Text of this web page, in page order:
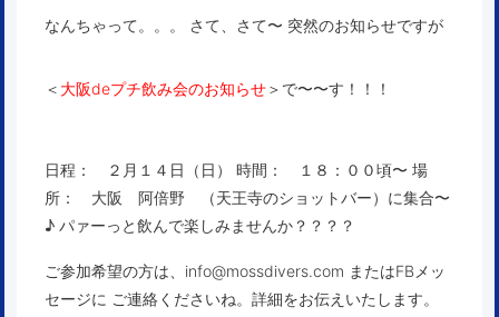
なんちゃって。。。 さて、さて〜 突然のお知らせですが
＜ 大阪deプチ飲み会のお知らせ＞で〜〜す！！！
日程： ２月１４日（日） 時間： １８：００頃〜 場
所： 大阪 阿倍野 （天王寺のショットバー）に集合〜
♪ パァーっと飲んで楽しみませんか？？？？
ご参加希望の方は、info@mossdivers.com またはFBメッ
セージに ご連絡くださいね。詳細をお伝えいたします。